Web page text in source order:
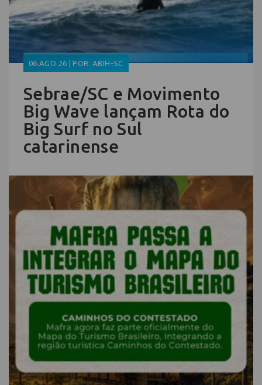
06.AGO.26 | POR: ABIH-SC
Sebrae/SC e Movimento
Big Wave lançam Rota do
Big Surf no Sul
catarinense